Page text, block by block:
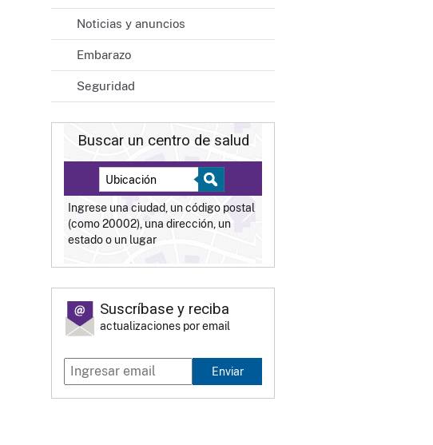
Noticias y anuncios
Embarazo
Seguridad
Buscar un centro de salud
Ingrese una ciudad, un código postal
(como 20002), una dirección, un
estado o un lugar
Suscríbase y reciba
actualizaciones por email
Enviar